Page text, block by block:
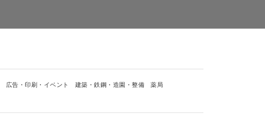
広告・印刷・イベント 建築・鉄鋼・造園・整備
薬局